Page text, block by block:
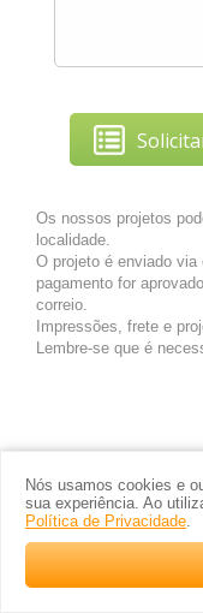
Nós usamos cookies e
sua experiência. Ao
Política de Privacidade.
Os nossos projetos
localidade.
O projeto é enviado
pagamento for
correio.
Impressões, frete e
Lembre-se que é